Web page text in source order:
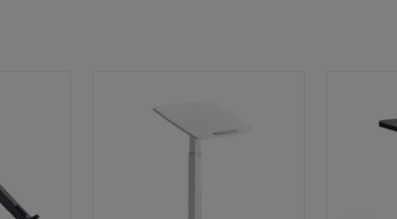
je izdržljivom tkaninom prema
na više načina za potpuno